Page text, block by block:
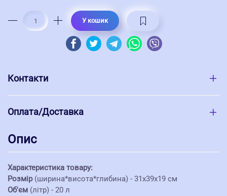
У кошик
Контакти
Оплата/Доставка
Опис
Характеристика товару:
Розмір(ширина*висота*глибина) - 31х39х19 см
Об'єм (літр) - 20 л